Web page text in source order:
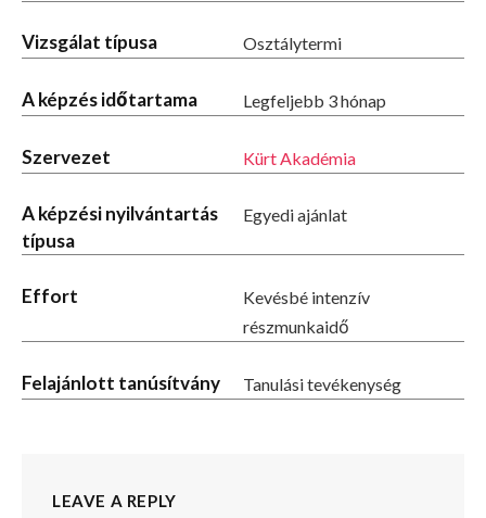
Vizsgálat típusa Osztálytermi
A képzés időtartama Legfeljebb 3 hónap
Szervezet Kürt Akadémia
A képzési nyilvántartás
típusa
Egyedi ajánlat
Effort
Kevésbé intenzív
részmunkaidő
Felajánlott tanúsítvány Tanulási tevékenység
LEAVE A REPLY